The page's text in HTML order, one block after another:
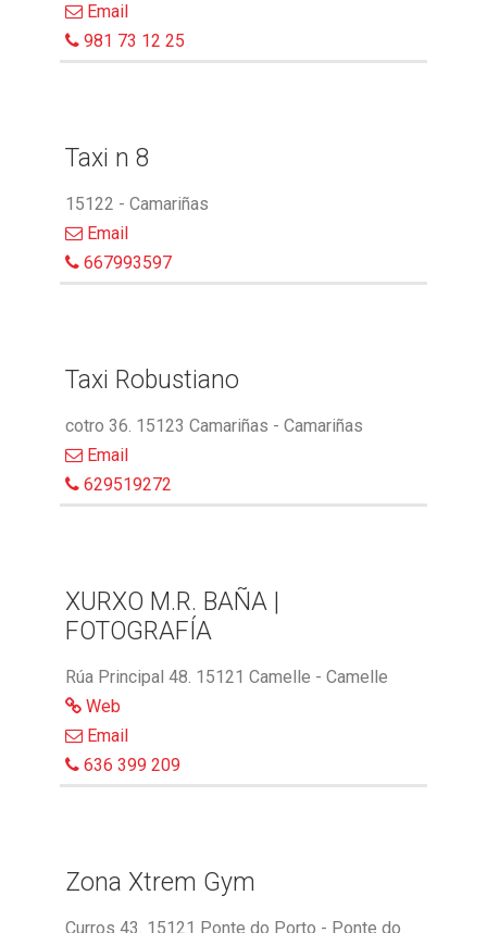
Email
981 73 12 25
Taxi n 8
15122 - Camariñas
Email
667993597
Taxi Robustiano
cotro 36. 15123 Camariñas - Camariñas
Email
629519272
XURXO M.R. BAÑA |
FOTOGRAFÍA
Rúa Principal 48. 15121 Camelle - Camelle
Web
Email
636 399 209
Zona Xtrem Gym
Curros 43. 15121 Ponte do Porto - Ponte do